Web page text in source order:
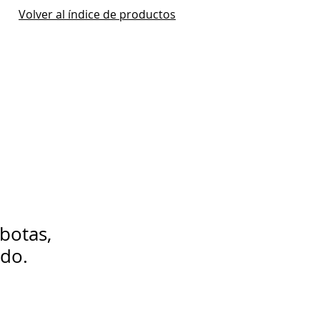
Volver al índice de productos